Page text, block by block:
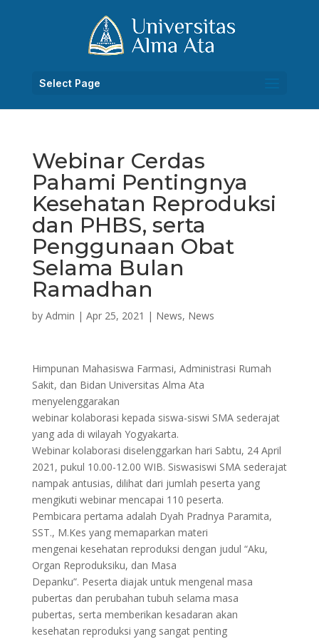
Select Page
Webinar Cerdas
Pahami Pentingnya
Kesehatan Reproduksi
dan PHBS, serta
Penggunaan Obat
Selama Bulan
Ramadhan
by Admin | Apr 25, 2021 | News, News
Himpunan Mahasiswa Farmasi, Administrasi Rumah
Sakit, dan Bidan Universitas Alma Ata
menyelenggarakan
webinar kolaborasi kepada siswa-siswi SMA sederajat
yang ada di wilayah Yogyakarta.
Webinar kolaborasi diselenggarkan hari Sabtu, 24 April
2021, pukul 10.00-12.00 WIB. Siswasiswi SMA sederajat
nampak antusias, dilihat dari jumlah peserta yang
mengikuti webinar mencapai 110 peserta.
Pembicara pertama adalah Dyah Pradnya Paramita,
SST., M.Kes yang memaparkan materi
mengenai kesehatan reproduksi dengan judul “Aku,
Organ Reproduksiku, dan Masa
Depanku”. Peserta diajak untuk mengenal masa
pubertas dan perubahan tubuh selama masa
pubertas, serta memberikan kesadaran akan
kesehatan reproduksi yang sangat penting